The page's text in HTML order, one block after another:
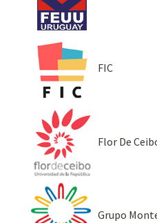
FIC
Flor De
Grupo